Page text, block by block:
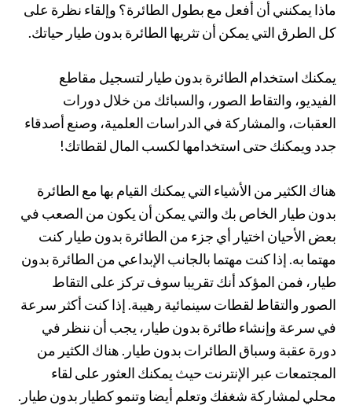
ماذا يمكنني أن أفعل مع بطول الطائرة؟ وإلقاء نظرة على
كل الطرق التي يمكن أن تثريها الطائرة بدون طيار حياتك.
يمكنك استخدام الطائرة بدون طيار لتسجيل مقاطع
الفيديو، والتقاط الصور، والسبائك من خلال دورات
العقبات، والمشاركة في الدراسات العلمية، وصنع أصدقاء
جدد ويمكنك حتى استخدامها لكسب المال لقطاتك!
هناك الكثير من الأشياء التي يمكنك القيام بها مع الطائرة
بدون طيار الخاص بك والتي يمكن أن يكون من الصعب في
بعض الأحيان اختيار أي جزء من الطائرة بدون طيار كنت
مهتما به. إذا كنت مهتما بالجانب الإبداعي من الطائرة بدون
طيار، فمن المؤكد أنك تقريبا سوف تركز على التقاط
الصور والتقاط لقطات سينمائية رهيبة. إذا كنت أكثر سرعة
في سرعة وإنشاء طائرة بدون طيار، يجب أن ننظر في
دورة عقبة وسباق الطائرات بدون طيار. هناك الكثير من
المجتمعات عبر الإنترنت حيث يمكنك العثور على لقاء
محلي لمشاركة شغفك وتعلم أيضا وتنمو كطيار بدون طيار.